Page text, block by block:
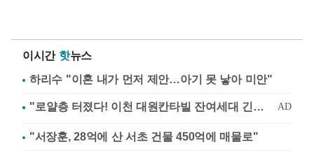
이시간 핫뉴스
하리수 "이혼 내가 먼저 제안…아기 못 낳아 미안"
"서장훈, 28억에 산 서초 건물 450억에 매물로"